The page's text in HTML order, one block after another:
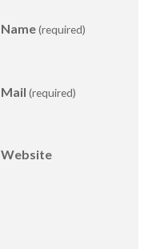
Name(required)
Mail (required)
Website